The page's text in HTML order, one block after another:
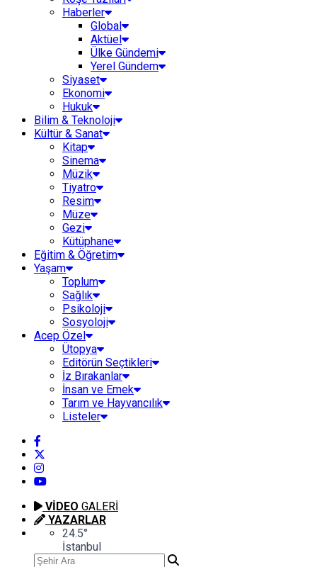
Haberler
Global
Aktüel
Ülke Gündemi
Yerel Gündem
Siyaset
Ekonomi
Hukuk
Bilim & Teknoloji
Kültür & Sanat
Kitap
Sinema
Müzik
Tiyatro
Resim
Müze
Gezi
Kütüphane
Eğitim & Öğretim
Yaşam
Toplum
Sağlık
Psikoloji
Sosyoloji
Acep Özel
Ütopya
Editörün Seçtikleri
İz Bırakanlar
İnsan ve Emek
Tarım ve Hayvancılık
Listeler
VİDEO GALERİ
YAZARLAR
24.5°
İstanbul